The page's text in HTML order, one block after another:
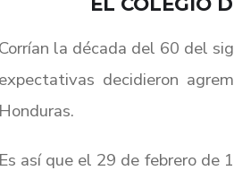
Corrían la década del 60 del
expectativas decidieron
Honduras.
Es así que el 29 de febrero de